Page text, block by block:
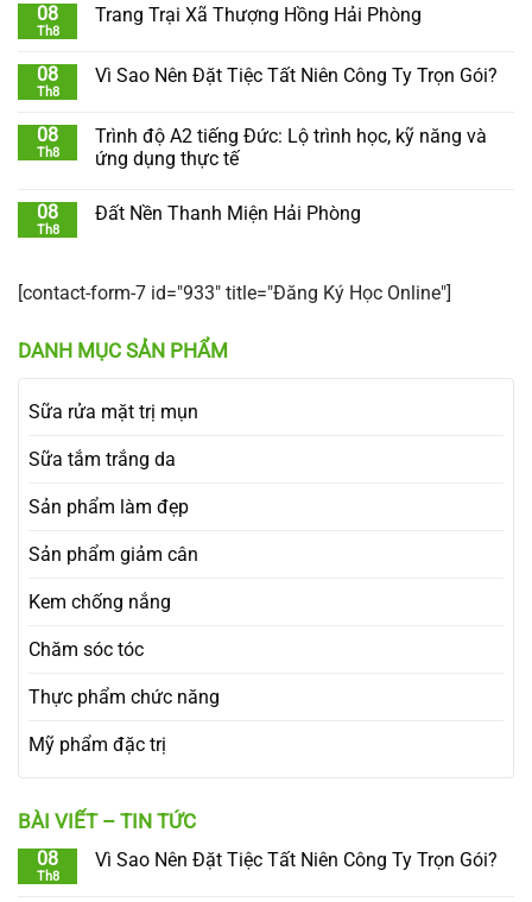
08
Th8
Trang Trại Xã Thượng Hồng Hải Phòng
08
Th8
Vì Sao Nên Đặt Tiệc Tất Niên Công Ty Trọn Gói?
08
Th8
Trình độ A2 tiếng Đức: Lộ trình học, kỹ năng và
ứng dụng thực tế
08
Th8
Đất Nền Thanh Miện Hải Phòng
[contact-form-7 id="933" title="Đăng Ký Học Online"]
DANH MỤC SẢN PHẨM
Sữa rửa mặt trị mụn
Sữa tắm trắng da
Sản phẩm làm đẹp
Sản phẩm giảm cân
Kem chống nắng
Chăm sóc tóc
Thực phẩm chức năng
Mỹ phẩm đặc trị
BÀI VIẾT – TIN TỨC
08
Th8
Vì Sao Nên Đặt Tiệc Tất Niên Công Ty Trọn Gói?